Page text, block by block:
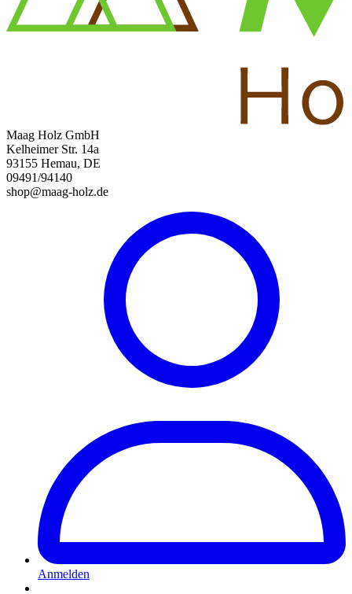
Maag Holz GmbH
Kelheimer Str. 14a
93155 Hemau, DE
09491/94140
shop@maag-holz.de
Anmelden